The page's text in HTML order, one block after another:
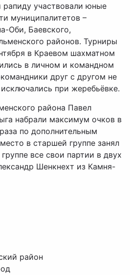
участвовали юные
муниципалитетов –
Оби, Баевского,
районов. Турниры
в Краевом шахматном
в личном и командном
друг с другом не
при жеребьёвке.
района Павел
набрали максимум очков в
по дополнительным
в старшей группе занял
все свои партии в двух
Шенкнехт из Камня-
район